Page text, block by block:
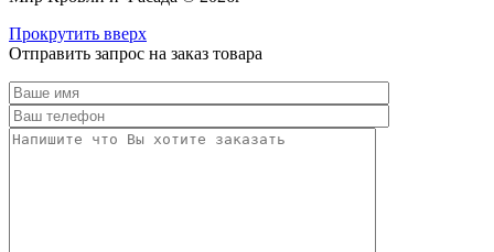
Прокрутить вверх
Отправить запрос на заказ товара